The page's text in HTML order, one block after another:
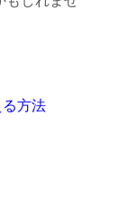
方法